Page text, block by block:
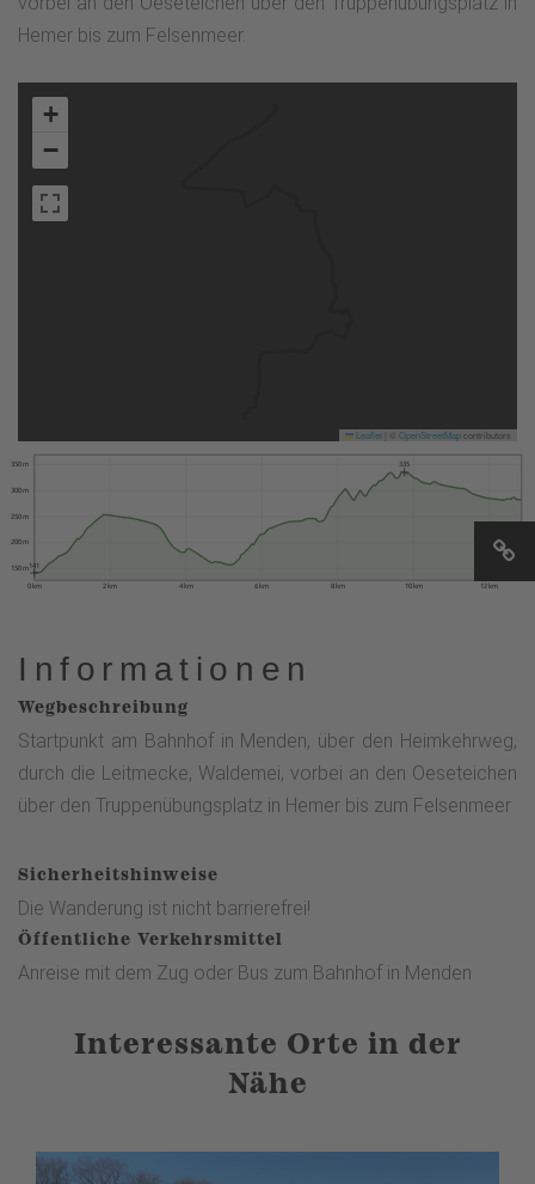
Hemer bis zum Felsenmeer.
+
−
Leaflet OpenStreetMapcontributors
0 km 2 km 4 km 6 km 8 km 10 km 12 km
150 m
200 m
250 m
300 m
350 m
141
335
Informationen
Wegbeschreibung
Startpunkt am Bahnhof in Menden, über den Heimkehrweg,
durch die Leitmecke, Waldemei, vorbei an den Oeseteichen
über den Truppenübungsplatz in Hemer bis zum Felsenmeer
Sicherheitshinweise
Die Wanderung ist nicht barrierefrei!
Öffentliche Verkehrsmittel
Anreise mit dem Zug oder Bus zum Bahnhof in Menden
Interessante Orte in der
Nähe